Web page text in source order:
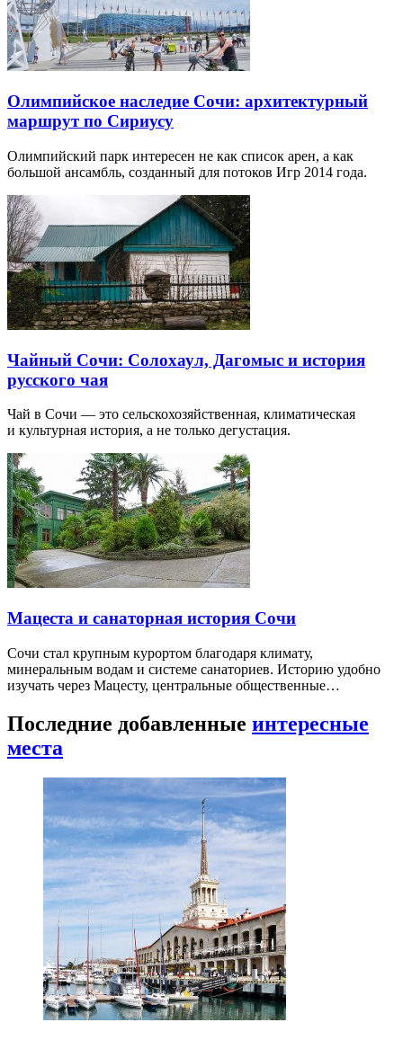
Олимпийское наследие Сочи: архитектурный
маршрут по Сириусу
Олимпийский парк интересен не как список арен, а как
большой ансамбль, созданный для потоков Игр 2014 года.
Чайный Сочи: Солохаул, Дагомыс и история
русского чая
Чай в Сочи — это сельскохозяйственная, климатическая
и культурная история, а не только дегустация.
Мацеста и санаторная история Сочи
Сочи стал крупным курортом благодаря климату,
минеральным водам и системе санаториев. Историю удобно
изучать через Мацесту, центральные общественные…
Последние добавленные интересные
места